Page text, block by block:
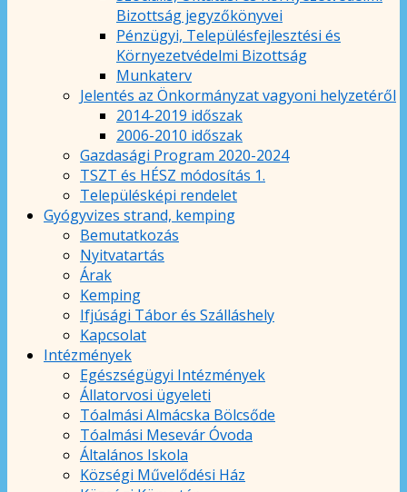
Bizottság jegyzőkönyvei
Pénzügyi, Településfejlesztési és
Környezetvédelmi Bizottság
Munkaterv
Jelentés az Önkormányzat vagyoni helyzetéről
2014-2019 időszak
2006-2010 időszak
Gazdasági Program 2020-2024
TSZT és HÉSZ módosítás 1.
Településképi rendelet
Gyógyvizes strand, kemping
Bemutatkozás
Nyitvatartás
Árak
Kemping
Ifjúsági Tábor és Szálláshely
Kapcsolat
Intézmények
Egészségügyi Intézmények
Állatorvosi ügyeleti
Tóalmási Almácska Bölcsőde
Tóalmási Mesevár Óvoda
Általános Iskola
Községi Művelődési Ház